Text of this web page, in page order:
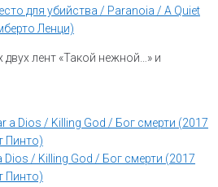
для убийства / Paranoia / A Quiet
Ленци)
двух лент «Такой нежной…» и
/ Killing God / Бог смерти (2017
Пинто)